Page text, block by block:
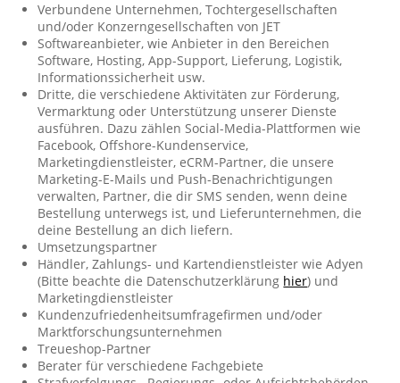
Verbundene Unternehmen, Tochtergesellschaften
und/oder Konzerngesellschaften von JET
Softwareanbieter, wie Anbieter in den Bereichen
Software, Hosting, App-Support, Lieferung, Logistik,
Informationssicherheit usw.
Dritte, die verschiedene Aktivitäten zur Förderung,
Vermarktung oder Unterstützung unserer Dienste
ausführen. Dazu zählen Social-Media-Plattformen wie
Facebook, Offshore-Kundenservice,
Marketingdienstleister, eCRM-Partner, die unsere
Marketing-E-Mails und Push-Benachrichtigungen
verwalten, Partner, die dir SMS senden, wenn deine
Bestellung unterwegs ist, und Lieferunternehmen, die
deine Bestellung an dich liefern.
Umsetzungspartner
Händler, Zahlungs- und Kartendienstleister wie Adyen
(Bitte beachte die Datenschutzerklärung hier) und
Marketingdienstleister
Kundenzufriedenheitsumfragefirmen und/oder
Marktforschungsunternehmen
Treueshop-Partner
Berater für verschiedene Fachgebiete